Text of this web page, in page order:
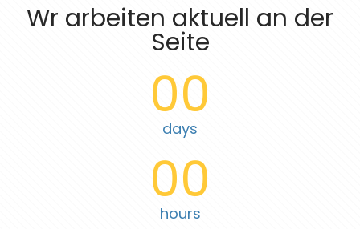
Wr arbeiten aktuell an der
Seite
00
days
00
hours